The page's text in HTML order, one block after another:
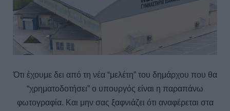
Ότι έχουμε δει από τη νέα “μελέτη” του δημάρχου που θα
“χρηματοδοτήσει” ο υπουργός είναι η παραπάνω
φωτογραφία. Και μην σας ξαφνιάζει ότι αναφέρεται στα